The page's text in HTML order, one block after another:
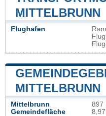
MITTELBRUNN
Flughafen
MITTELBRUNN
Mittelbrunn
Gemeindefläche
897